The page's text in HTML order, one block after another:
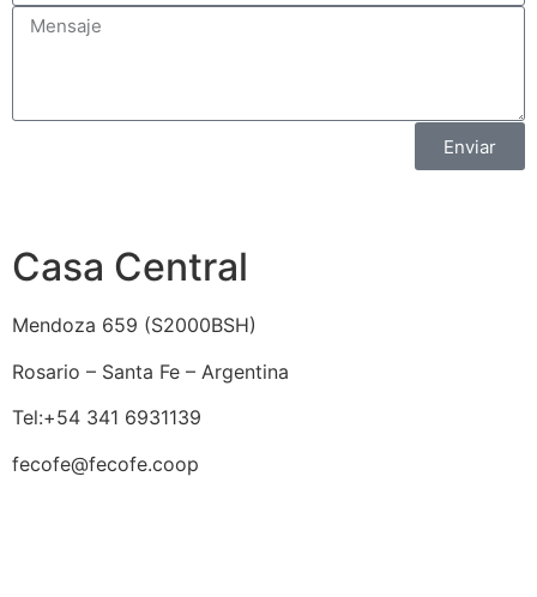
Casa Central
Mendoza 659 (S2000BSH)
Rosario – Santa Fe – Argentina
Tel:+54 341 6931139
fecofe@fecofe.coop
Enviar